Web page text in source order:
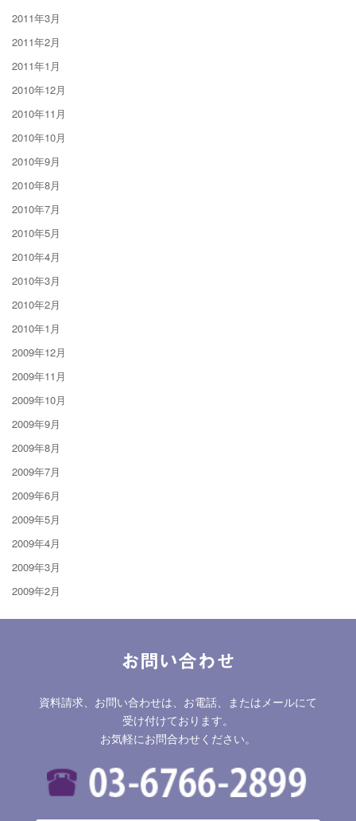
2011年3月
2011年2月
2011年1月
2010年12月
2010年11月
2010年10月
2010年9月
2010年8月
2010年7月
2010年5月
2010年4月
2010年3月
2010年2月
2010年1月
2009年12月
2009年11月
2009年10月
2009年9月
2009年8月
2009年7月
2009年6月
2009年5月
2009年4月
2009年3月
2009年2月
お問い合わせ
資料請求、お問い合わせは、お電話、またはメールにて
受け付けております。
お気軽にお問合わせください。